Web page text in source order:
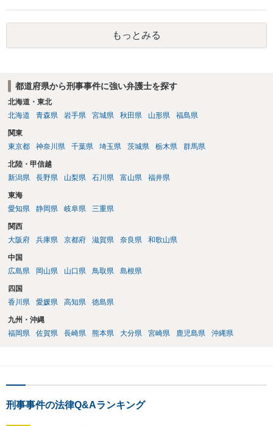
やカウンセリング・治療の内容 ・利用している再犯防止策（例えば保
護観察所と連携した職業支援の内容や具体的な就労・監督状況） ・監
督者の証言 など、証拠で担保された客観性と実現可能性があるもので
なければあまり意味がありません。 もともと執行猶予が狙える事案で
いうのが実感です。
もっとみる
都道府県から刑事事件に強い弁護士を探す
北海道・東北
北海道
青森県 岩手県 宮城県 秋田県 山形県 福島県
関東
東京都
神奈川県 千葉県 埼玉県 茨城県 栃木県 群馬県
北陸・甲信越
新潟県
長野県 山梨県 石川県 富山県 福井県
東海
愛知県
静岡県 岐阜県 三重県
関西
大阪府
兵庫県 京都府 滋賀県 奈良県 和歌山県
中国
広島県
岡山県 山口県 鳥取県 島根県
四国
香川県
愛媛県 高知県 徳島県
九州・沖縄
福岡県
佐賀県 長崎県 熊本県 大分県 宮崎県 鹿児島県 沖縄県
刑事事件の法律Q&Aランキング